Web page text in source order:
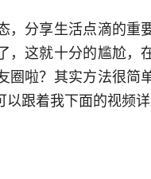
，分享生活点滴的重
，这就十分的尴尬，
圈啦？其实方法很简
跟着我下面的视频详